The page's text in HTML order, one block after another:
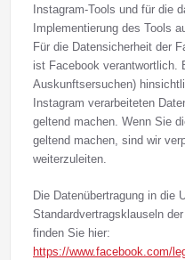
Instagram-Tools und für die
Implementierung des Tools
Für die Datensicherheit der
ist Facebook verantwortlich.
Auskunftsersuchen)
Instagram verarbeiteten
geltend machen. Wenn Sie
geltend machen, sind wir
weiterzuleiten.
Die Datenübertragung in die
Standardvertragsklauseln
finden Sie hier:
https://www.facebook.com/